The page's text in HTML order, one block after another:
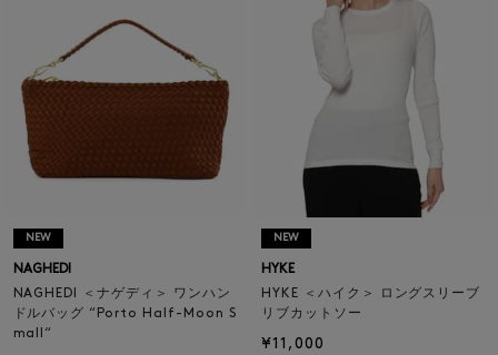
NEW
NAGHEDI
NAGHEDI ＜ナゲディ＞ ワンハン
ドルバッグ “Porto Half-Moon S
mall“
NEW
HYKE
HYKE ＜ハイク＞ ロングスリーブ
リブカットソー
¥11,000